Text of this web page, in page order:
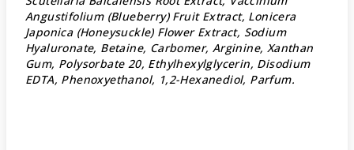
Angustifolium (Blueberry) Fruit Extract, Lonicera
Japonica (Honeysuckle) Flower Extract, Sodium
Hyaluronate, Betaine, Carbomer, Arginine, Xanthan
Gum, Polysorbate 20, Ethylhexylglycerin, Disodium
EDTA, Phenoxyethanol, 1,2-Hexanediol, Parfum.